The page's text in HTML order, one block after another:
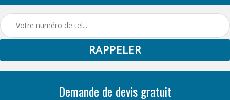
Demande de devis gratuit